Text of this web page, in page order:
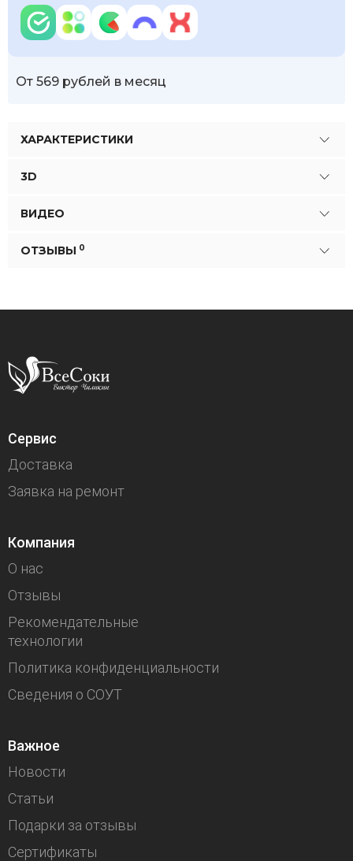
От 569 рублей в месяц
ХАРАКТЕРИСТИКИ
3D
ВИДЕО
ОТЗЫВЫ 0
Сервис
Доставка
Заявка на ремонт
Компания
О нас
Отзывы
Рекомендательные
технологии
Политика конфиденциальности
Сведения о СОУТ
Важное
Новости
Статьи
Подарки за отзывы
Сертификаты